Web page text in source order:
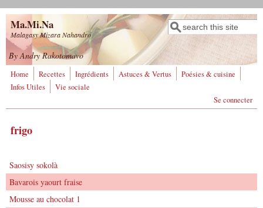
Aller au contenu principal
Ma.Mi.Na
Malagasy Mizara Nahandro
Formulaire de
recherche
Rechercher
By Andry Rakotomavo
Home Recettes Ingrédients Astuces & Vertus
Poésies & cuisine
Infos Utiles
Vie sociale
Se connecter
frigo
Saosisy sokolà
Bavarois yaourt fraise
Mousse au chocolat 1